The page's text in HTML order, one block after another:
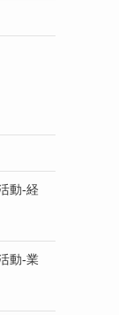
動-経
動-業